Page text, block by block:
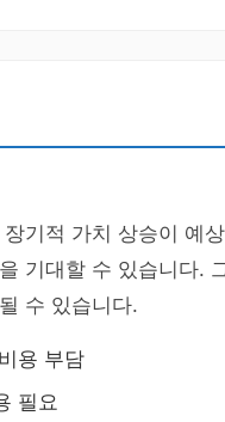
기적 가치 상승이 예
기대할 수 있습니다.
수 있습니다.
용 부담
필요